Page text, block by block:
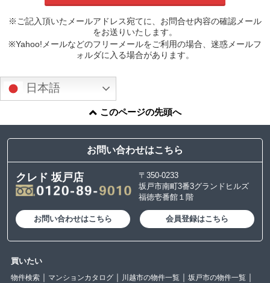
※ご記入頂いたメールアドレス宛てに、お問合せ内容の確認メール
をお送りいたします。
※Yahoo!メールなどのフリーメールをご利用の場合、迷惑メールフ
ォルダに入る場合があります。
日本語
このページの先頭へ
お問い合わせはこちら
クレド 坂戸店
〒350-0233
坂戸市南町3番3グランドヒルズ
福徳壱番館１階
お問い合わせはこちら 会員登録はこちら
買いたい
物件検索 マンションカタログ 川越市の物件一覧
坂戸市の物件一覧